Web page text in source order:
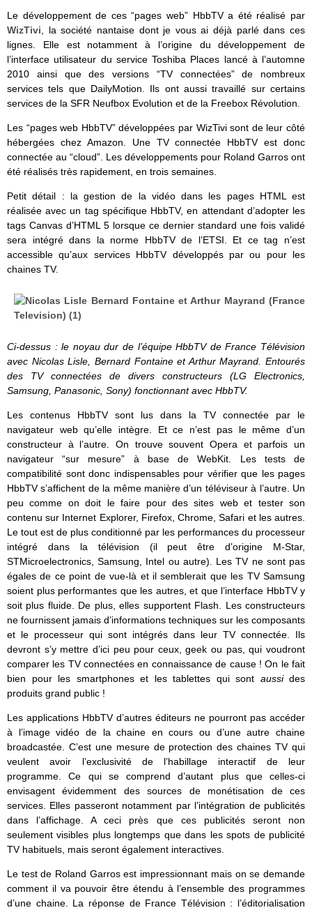
Le développement de ces “pages web” HbbTV a été réalisé par
WizTivi , la société nantaise dont je vous ai déjà parlé dans ces
lignes. Elle est notamment à l’origine du développement de
l’interface utilisateur du service Toshiba Places lancé à l’automne
2010 ainsi que des versions “TV connectées” de nombreux
services tels que DailyMotion. Ils ont aussi travaillé sur certains
services de la SFR Neufbox Evolution et de la Freebox Révolution.
Les “pages web HbbTV” développées par WizTivi sont de leur côté
hébergées chez Amazon. Une TV connectée HbbTV est donc
connectée au “cloud”. Les développements pour Roland Garros ont
été réalisés très rapidement, en trois semaines.
Petit détail : la gestion de la vidéo dans les pages HTML est
réalisée avec un tag spécifique HbbTV, en attendant d’adopter les
tags Canvas d’HTML 5 lorsque ce dernier standard une fois validé
sera intégré dans la norme HbbTV de l’ETSI. Et ce tag n’est
accessible qu’aux services HbbTV développés par ou pour les
chaines TV.
Ci-dessus : le noyau dur de l’équipe HbbTV de France Télévision
avec Nicolas Lisle, Bernard Fontaine et Arthur Mayrand. Entourés
des TV connectées de divers constructeurs (LG Electronics,
Samsung, Panasonic, Sony) fonctionnant avec HbbTV.
Les contenus HbbTV sont lus dans la TV connectée par le
navigateur web qu’elle intègre. Et ce n’est pas le même d’un
constructeur à l’autre. On trouve souvent Opera et parfois un
navigateur “sur mesure” à base de WebKit. Les tests de
compatibilité sont donc indispensables pour vérifier que les pages
HbbTV s’affichent de la même manière d’un téléviseur à l’autre. Un
peu comme on doit le faire pour des sites web et tester son
contenu sur Internet Explorer, Firefox, Chrome, Safari et les autres.
Le tout est de plus conditionné par les performances du processeur
intégré dans la télévision (il peut être d’origine M-Star,
STMicroelectronics, Samsung, Intel ou autre). Les TV ne sont pas
égales de ce point de vue-là et il semblerait que les TV Samsung
soient plus performantes que les autres, et que l’interface HbbTV y
soit plus fluide. De plus, elles supportent Flash. Les constructeurs
ne fournissent jamais d’informations techniques sur les composants
et le processeur qui sont intégrés dans leur TV connectée. Ils
devront s’y mettre d’ici peu pour ceux, geek ou pas, qui voudront
comparer les TV connectées en connaissance de cause ! On le fait
bien pour les smartphones et les tablettes qui sont aussi des
produits grand public !
Les applications HbbTV d’autres éditeurs ne pourront pas accéder
à l’image vidéo de la chaine en cours ou d’une autre chaine
broadcastée. C’est une mesure de protection des chaines TV qui
veulent avoir l’exclusivité de l’habillage interactif de leur
programme. Ce qui se comprend d’autant plus que celles-ci
envisagent évidemment des sources de monétisation de ces
services. Elles passeront notamment par l’intégration de publicités
dans l’affichage. A ceci près que ces publicités seront non
seulement visibles plus longtemps que dans les spots de publicité
TV habituels, mais seront également interactives.
Le test de Roland Garros est impressionnant mais on se demande
comment il va pouvoir être étendu à l’ensemble des programmes
d’une chaine. La réponse de France Télévision : l’éditorialisation